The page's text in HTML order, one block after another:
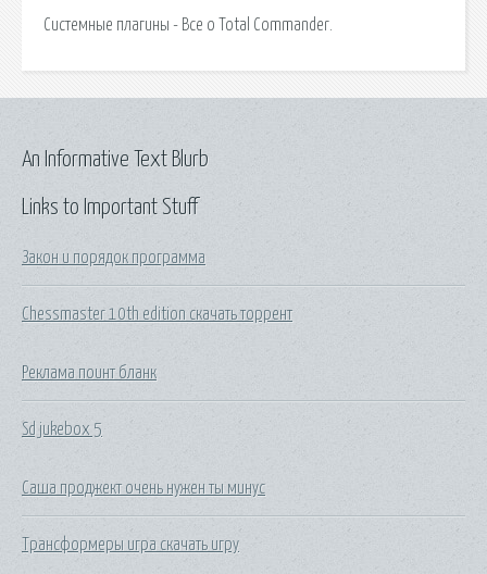
Системные плагины - Все о Total Commander.
Links to Important Stuff
Закон и порядок программа
Chessmaster 10th edition скачать торрент
Реклама поинт бланк
Sd jukebox 5
Саша проджект очень нужен ты минус
Трансформеры игра скачать игру
An Informative Text Blurb